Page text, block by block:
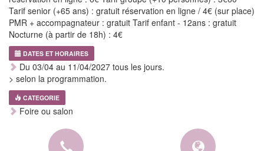
Tarif senior (+65 ans) : gratuit réservation en ligne / 4€ (sur place)
PMR + accompagnateur : gratuit Tarif enfant - 12ans : gratuit
Nocturne (à partir de 18h) : 4€
DATES ET HORAIRES
Du 03/04 au 11/04/2027 tous les jours.
> selon la programmation.
CATEGORIE
Foire ou salon